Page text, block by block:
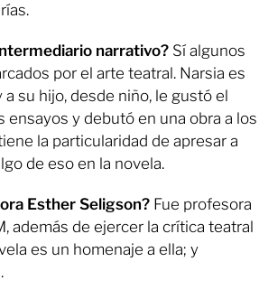
narrativo? Sí algunos
por el arte teatral. Narsia es
su hijo, desde niño, le gustó el
ensayos y debutó en una obra a los
la particularidad de apresar a
de eso en la novela.
Esther Seligson? Fue profesora
además de ejercer la crítica teatral
es un homenaje a ella; y